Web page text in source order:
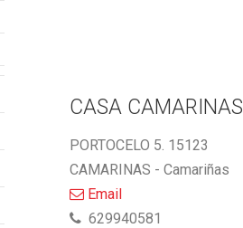
CASA CAMARINAS
PORTOCELO 5. 15123
CAMARINAS - Camariñas
Email
629940581